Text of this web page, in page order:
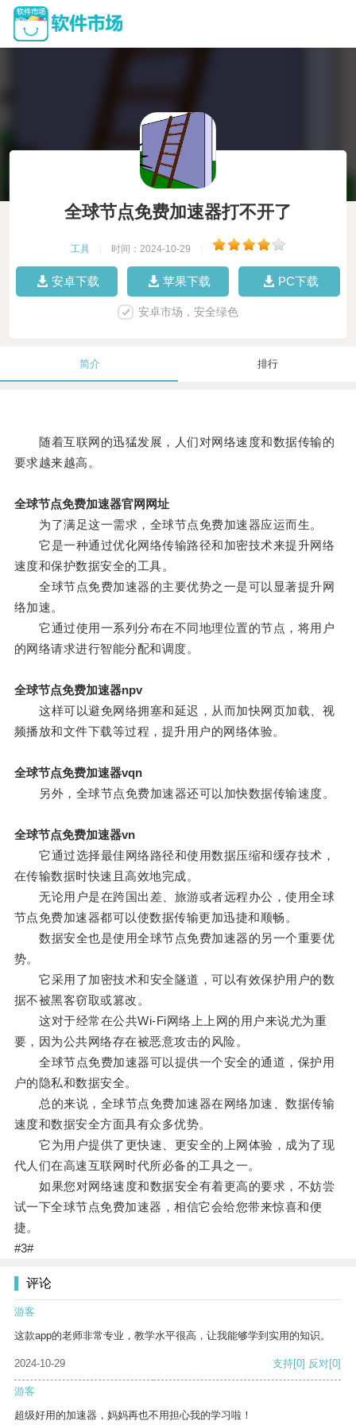
全球节点免费加速器打不开了
工具 时间：2024-10-29
安卓下载 苹果下载 PC下载
安卓市场，安全绿色
简介 排行
随着互联网的迅猛发展，人们对网络速度和数据传输的
要求越来越高。
全球节点免费加速器官网网址
为了满足这一需求，全球节点免费加速器应运而生。
它是一种通过优化网络传输路径和加密技术来提升网络
速度和保护数据安全的工具。
全球节点免费加速器的主要优势之一是可以显著提升网
络加速。
它通过使用一系列分布在不同地理位置的节点，将用户
的网络请求进行智能分配和调度。
全球节点免费加速器npv
这样可以避免网络拥塞和延迟，从而加快网页加载、视
频播放和文件下载等过程，提升用户的网络体验。
全球节点免费加速器vqn
另外，全球节点免费加速器还可以加快数据传输速度。
全球节点免费加速器vn
它通过选择最佳网络路径和使用数据压缩和缓存技术，
在传输数据时快速且高效地完成。
无论用户是在跨国出差、旅游或者远程办公，使用全球
节点免费加速器都可以使数据传输更加迅捷和顺畅。
数据安全也是使用全球节点免费加速器的另一个重要优
势。
它采用了加密技术和安全隧道，可以有效保护用户的数
据不被黑客窃取或篡改。
这对于经常在公共Wi-Fi网络上上网的用户来说尤为重
要，因为公共网络存在被恶意攻击的风险。
全球节点免费加速器可以提供一个安全的通道，保护用
户的隐私和数据安全。
总的来说，全球节点免费加速器在网络加速、数据传输
速度和数据安全方面具有众多优势。
它为用户提供了更快速、更安全的上网体验，成为了现
代人们在高速互联网时代所必备的工具之一。
如果您对网络速度和数据安全有着更高的要求，不妨尝
试一下全球节点免费加速器，相信它会给您带来惊喜和便
捷。
#3#
评论
游客
这款app的老师非常专业，教学水平很高，让我能够学到实用的知识。
2024-10-29 支持[0] 反对[0]
游客
超级好用的加速器，妈妈再也不用担心我的学习啦！